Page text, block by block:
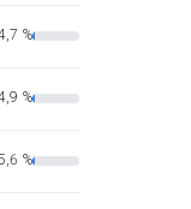
%
%
%